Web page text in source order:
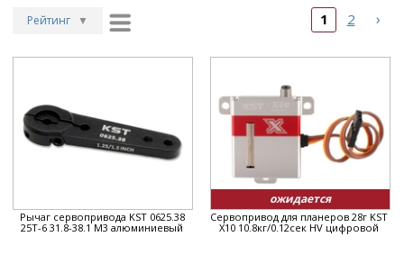
Рейтинг ▼
Дата
Цена ▲
1 2 ›
Рычаг сервопривода KST 0625.38
25T-6 31.8-38.1 M3 алюминиевый
ожидается
Сервопривод для планеров 28г KST
X10 10.8кг/0.12сек HV цифровой